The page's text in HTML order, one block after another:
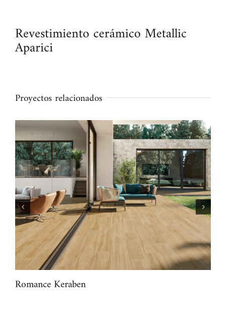
Revestimiento cerámico Metallic
Aparici
Proyectos relacionados
Romance Keraben